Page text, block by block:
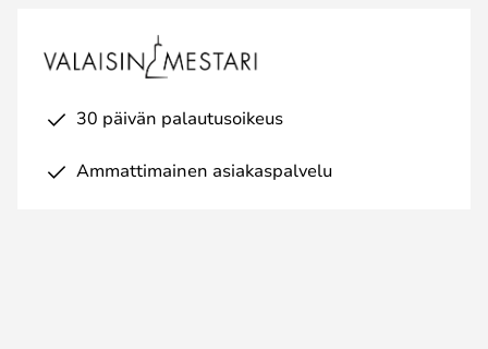
30 päivän palautusoikeus
Ammattimainen asiakaspalvelu